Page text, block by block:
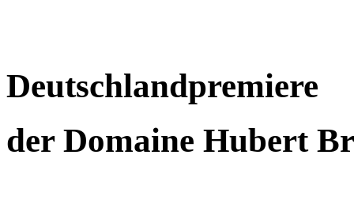
Deutschlandpremiere
der Domaine Hubert